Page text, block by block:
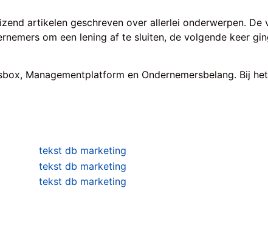
artikelen geschreven over allerlei onderwerpen.
om een lening af te sluiten, de volgende keer
Managementplatform en Ondernemersbelang. Bij